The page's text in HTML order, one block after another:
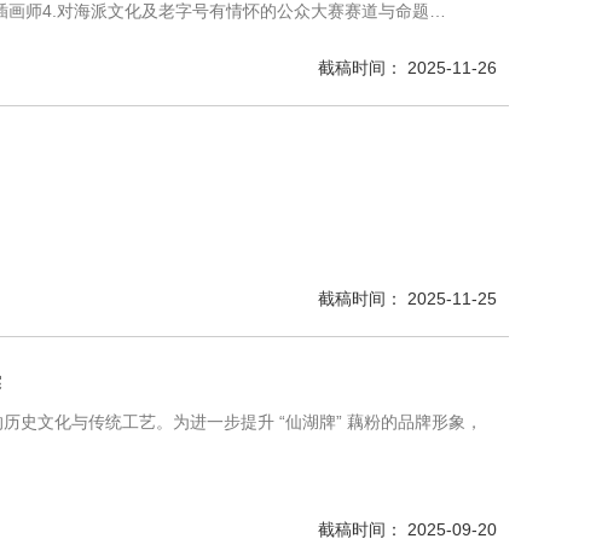
师4.对海派文化及老字号有情怀的公众大赛赛道与命题…
截稿时间： 2025-11-26
截稿时间： 2025-11-25
史文化与传统工艺。为进一步提升 “仙湖牌” 藕粉的品牌形象，
截稿时间： 2025-09-20